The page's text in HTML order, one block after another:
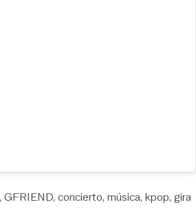
GFRIEND concierto música kpop gira